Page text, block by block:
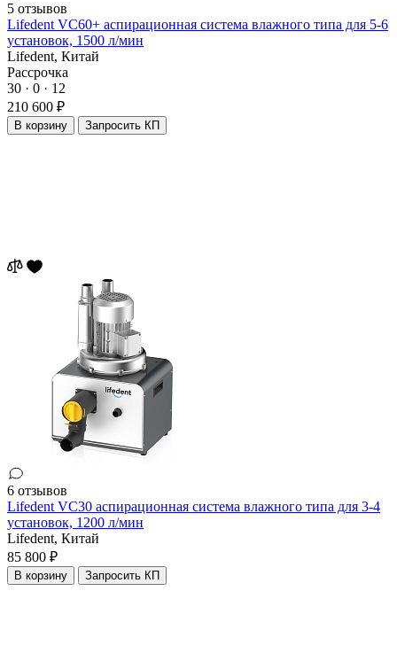
5 отзывов
Lifedent VC60+ аспирационная система влажного типа для 5-6
установок, 1500 л/мин
Lifedent, Китай
Рассрочка
30 · 0 · 12
210 600 ₽
В корзину Запросить КП
6 отзывов
Lifedent VC30 аспирационная система влажного типа для 3-4
установок, 1200 л/мин
Lifedent, Китай
85 800 ₽
В корзину Запросить КП